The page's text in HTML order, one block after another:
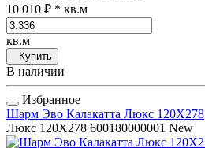
10 010 ₽ * кв.м
кв.м
Купить
В наличии
Избранное
Шарм Эво Калакатта Люкс 120Х278
Люкс 120Х278 600180000001 New